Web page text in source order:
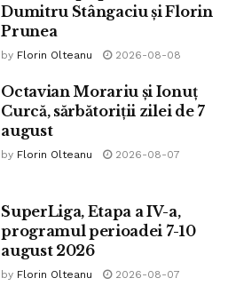
Dumitru Stângaciu și Florin
Prunea
by Florin Olteanu 2026-08-08
Octavian Morariu și Ionuț
Curcă, sărbătoriții zilei de 7
august
by Florin Olteanu 2026-08-07
SuperLiga, Etapa a IV-a,
programul perioadei 7-10
august 2026
by Florin Olteanu 2026-08-07